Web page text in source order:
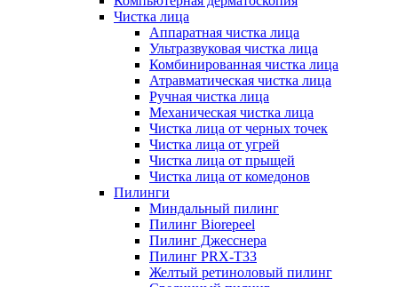
Чистка лица
Аппаратная чистка лица
Ультразвуковая чистка лица
Комбинированная чистка лица
Атравматическая чистка лица
Ручная чистка лица
Механическая чистка лица
Чистка лица от черных точек
Чистка лица от угрей
Чистка лица от прыщей
Чистка лица от комедонов
Пилинги
Миндальный пилинг
Пилинг Biorepeel
Пилинг Джесснера
Пилинг PRX-T33
Желтый ретиноловый пилинг